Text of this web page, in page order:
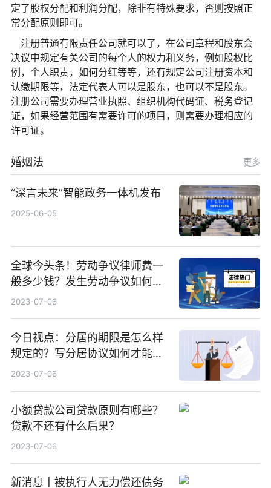
定了股权分配和利润分配，除非有特殊要求，否则按照正
常分配原则即可。
注册普通有限责任公司就可以了，在公司章程和股东会
决议中规定有关公司的每个人的权力和义务，例如股权比
例，个人职责，如何分红等等，还有规定公司注册资本和
认缴期限等，法定代表人可以是股东，也可以不是股东。
注册公司需要办理营业执照、组织机构代码证、税务登记
证，如果经营范围有需要许可的项目，则需要办理相应的
许可证。
婚姻法 更多
“深言未来”智能政务一体机发布
2025-06-05
全球今头条！劳动争议律师费一
般多少钱？发生劳动争议如何算
工资？
2023-07-06
今日视点：分居的期限是怎么样
规定的？写分居协议如何才能有
效？
2023-07-06
小额贷款公司贷款原则有哪些？
贷款不还有什么后果？
2023-07-06
新消息丨被执行人无力偿还债务